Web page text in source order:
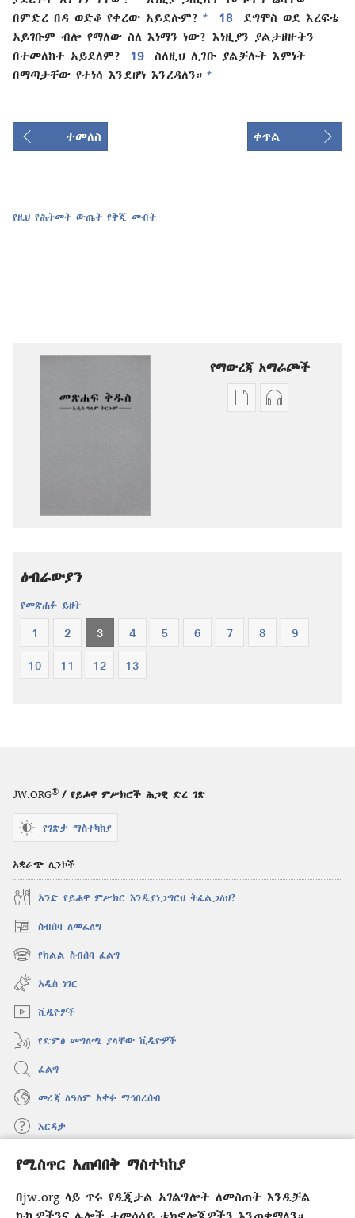
የሚስጥር አጠባበቅ ማስተካከያ
በjw.org ላይ ጥሩ የዲጂታል አገልግሎት ለመስጠት እንዲቻል
በምድረ በዳ ወድቆ የቀረው አይደሉም?
+ 18
ደግሞስ ወደ እረፍቴ
አይገቡም ብሎ የማለው ስለ እነማን ነው? እነዚያን ያልታዘዙትን
በተመለከተ አይደለም?
19
ስለዚህ ሊገቡ ያልቻሉት እምነት
በማጣታቸው የተነሳ እንደሆነ እንረዳለን። +
ተመለስ ቀጥል
የዚህ የሕትመት ውጤት የቅጂ መብት
የማውረጃ አማራጮች
የሕትመትኦዲዮዎችን
ዕብራውያን
የመጽሐፉ ይዘት
1 2 3 4 5 6 7 8 9
10 11 12 13
JW.ORG® / የይሖዋ ምሥክሮች ሕጋዊ ድረ ገጽ
የገጽታ ማስተካከያ
አቋራጭ ሊንኮች
አንድ የይሖዋ ምሥክር እንዲያነጋግርህ ትፈልጋለህ?
ስብሰባ ለመፈለግ
(አዲስ
ዊንዶው
ክፈት)
የክልል ስብሰባ ፈልግ
(አዲስ
ዊንዶው
ክፈት)
አዲስ ነገር
ቪዲዮዎች
የድምፅ መግለጫ ያላቸው ቪዲዮዎች
ፈልግ
መረጃ ለዓለም አቀፉ ማኅበረሰብ
እርዳታ
መዋጮዎች
(አዲስ
ክፈት)
የመጠበቂያ ግንብ የኢንተርኔት ቤተ መጻሕፍት